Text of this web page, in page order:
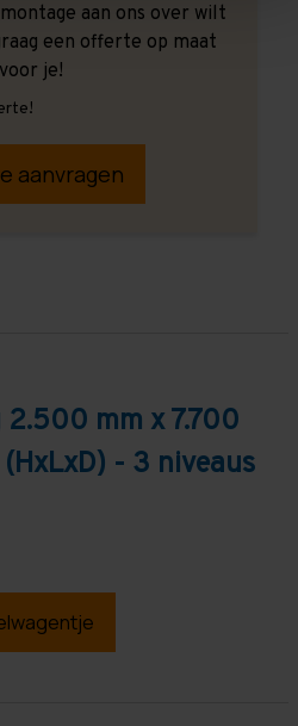
aan ons over wilt
een offerte op maat
voor je!
aanvragen
mm x 7.700
- 3 niveaus